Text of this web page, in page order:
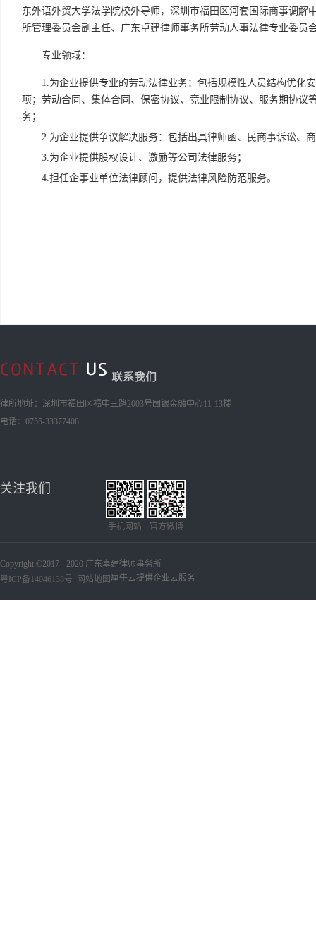
东外语外贸大学法学院校外导师，深圳市福田区河套国际商事调
所管理委员会副主任、广东卓建律师事务所劳动人事法律专业委员
专业领域：
1.为企业提供专业的劳动法律业务：包括规模性人员结构优化
项；劳动合同、集体合同、保密协议、竞业限制协议、服务期协
务；
2.为企业提供争议解决服务：包括出具律师函、民商事诉讼、
3.为企业提供股权设计、激励等公司法律服务；
4.担任企事业单位法律顾问，提供法律风险防范服务。
Copyright ©2017 - 2020 广东卓建律师事务所
粤ICP备14046138号 网站地图 犀牛云提供企业云服务
律所地址：深圳市福田区福中三路2003号国银金融中心11-13楼
电话：0755-33377408
关注我们
手机网站 官方微博